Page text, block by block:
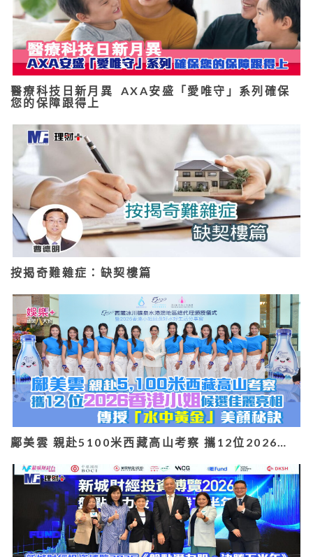
醫療科技日新月異 AXA安盛「愛唯守」系列確保
您的保障跟得上
按揭奇難雜症：缺契樓篇
鄺美雲 親赴5100米西藏高山考察 攜12位2026…